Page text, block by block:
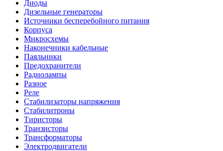
Диоды
Дизельные генераторы
Источники бесперебойного питания
Корпуса
Микросхемы
Наконечники кабельные
Паяльники
Предохранители
Радиолампы
Разное
Реле
Стабилизаторы напряжения
Стабилитроны
Тиристоры
Транзисторы
Трансформаторы
Электродвигатели